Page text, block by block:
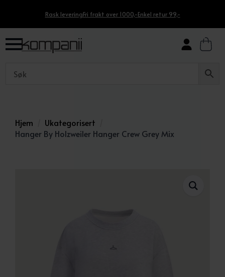
Rask leveringFri frakt over 1000,-Enkel retur 99,-
Hjem
Ukategorisert
Hanger By Holzweiler Hanger Crew Grey Mix